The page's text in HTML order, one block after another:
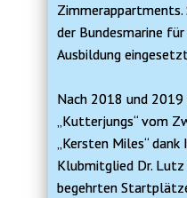
Zimmerappartments.
der Bundesmarine
Ausbildung
Nach 2018 und 2019
„Kutterjungs“ vom
„Kersten Miles“
Klubmitglied Dr. Lutz
begehrten